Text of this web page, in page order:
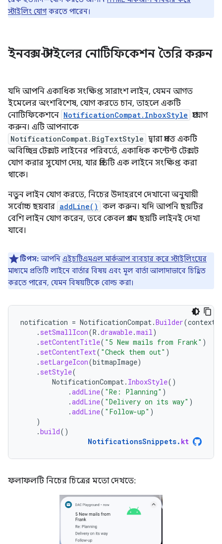
স্টাইলিং যোগকরতে পারেন।
ইনবক্স-স্টাইলের নোটিফিকেশন তৈরি করুন
যদি আপনি একাধিক সংক্ষিপ্ত সারাংশ লাইন, যেমন আগত
ইমেলের অংশবিশেষ, যোগ করতে চান, তাহলে একটি
নোটিফিকেশনে NotificationCompat.InboxStyle প্রয়োগ
করুন। এটি আপনাকে
NotificationCompat.BigTextStyle দ্বারা প্রদত্ত একটি
অবিচ্ছিন্ন টেক্সট লাইনের পরিবর্তে, একাধিক কন্টেন্ট টেক্সট
যোগ করার সুযোগ দেয়, যার প্রতিটি এক লাইনে সংক্ষিপ্ত করা
থাকে।
নতুন লাইন যোগ করতে, নিচের উদাহরণে দেখানো অনুযায়ী
সর্বোচ্চ ছয়বার addLine() কল করুন। যদি আপনি ছয়টির
বেশি লাইন যোগ করেন, তবে কেবল প্রথম ছয়টি লাইনই দেখা
যাবে।
টিপস: আপনি এইচটিএমএল মার্কআপ ব্যবহার করে স্টাইলিংয়ের
মাধ্যমে প্রতিটি লাইনে বার্তার বিষয় এবং মূল বার্তা আলাদাভাবে চিহ্নিত
করতে পারেন, যেমন বিষয়টিকে বোল্ড করা।
notification = NotificationCompat.Builder(context
. setSmallIcon(R .drawable.mail)
. setContentTitle( "5 New mails from Frank" )
. setContentText( "Check them out" )
. setLargeIcon(bitmapImage)
. setStyle(
NotificationCompat. InboxStyle()
.addLine( "Re: Planning" )
.addLine( "Delivery on its way" )
.addLine( "Follow-up" )
)
.build()
NotificationsSnippets. kt
ফলাফলটি নিচের চিত্রের মতো দেখতে: